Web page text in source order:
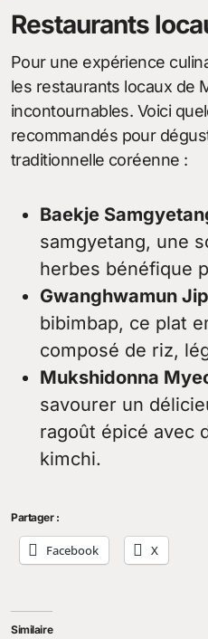
Restaurants
Pour une expérience
les restaurants locaux de
incontournables. Voici
recommandés pour
traditionnelle coréenne :
Baekje
samgyetang, une
herbes bénéfique
Gwanghwamun
bibimbap, ce plat
composé de riz,
Mukshidonna
savourer un
ragoût épicé avec
kimchi.
Partager :
Facebook X
Similaire